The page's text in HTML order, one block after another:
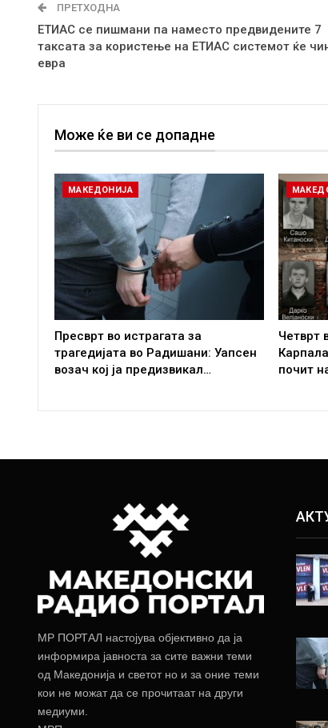
ПРЕТХОДНА
ЕТИАС се пишмани па наместо предвидените 7
таксата за користење на ЕТИАС системот ќе
евра
Може ќе ви се допадне
МАКЕДОНИЈА
Пресврт во истрагата за
трагедијата во Радишани: Уапсен
возач кој ја предизвикал…
Четврт
почит
МР ПОРТАЛ настојува објективно да ја
информира јавноста за сите важни теми
од Македонија и светот но и за оние теми
кои не можат да се прочитаат на други
медиуми.